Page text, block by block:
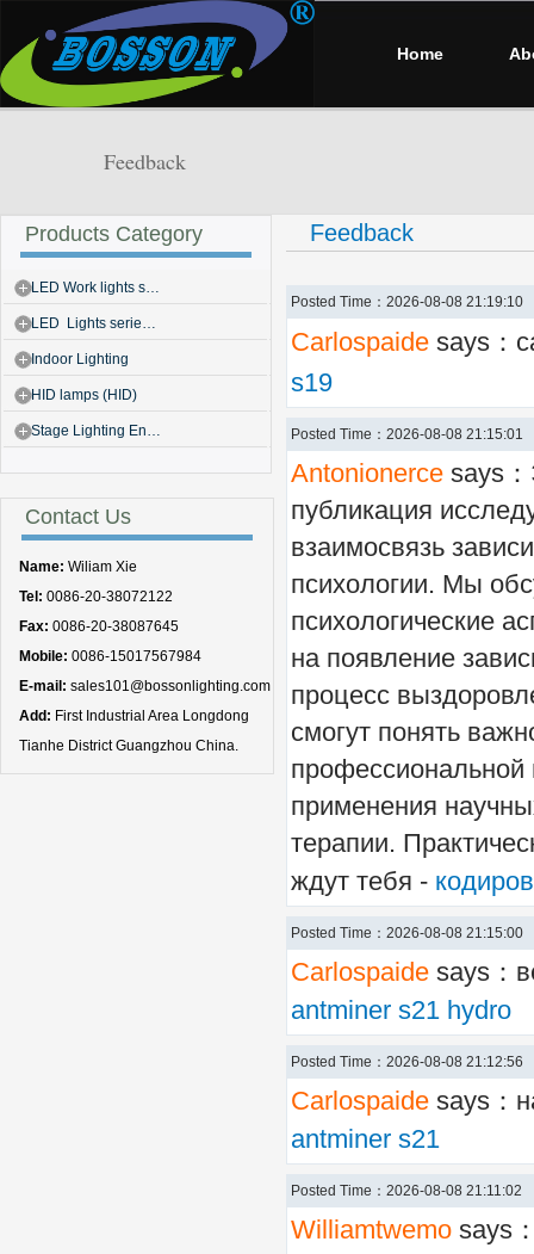
Home
Feedback
Products Category
LED Work lights s…
LED Lights serie…
Indoor Lighting
HID lamps (HID)
Stage Lighting En…
Contact Us
Name: Wiliam Xie
Tel: 0086-20-38072122
Fax: 0086-20-38087645
Mobile: 0086-15017567984
E-mail: sales101@bossonlighting.com
Add: First Industrial Area Longdong
Tianhe District Guangzhou China.
Feedback
Posted Time：2026-08-08 21:19:10
Carlospaide says：
s19
Posted Time：2026-08-08 21:15:01
Antonionerce says
публикация
взаимосвязь
психологии. Мы
психологические
на появление
процесс
смогут понять
профессиональной
применения
терапии.
ждут тебя -
Posted Time：2026-08-08 21:15:00
Carlospaide says：
antminer s21 hydro
Posted Time：2026-08-08 21:12:56
Carlospaide says：
antminer s21
Posted Time：2026-08-08 21:11:02
Williamtwemo says